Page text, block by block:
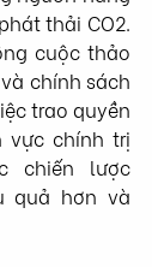
thải CO2.
cuộc thảo
chính sách
trao quyền
vực chính trị
chiến lược
quả hơn và